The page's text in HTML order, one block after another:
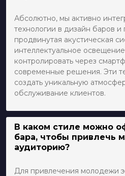
Абсолютно, мы активно
технологии в дизайн баров и
продвинутая акустическая
интеллектуальное
контролировать через
современные решения. Эти
создать уникальную
обслуживание клиентов.
В каком стиле можно
бара, чтобы привлечь
аудиторию?
Для привлечения молодежи